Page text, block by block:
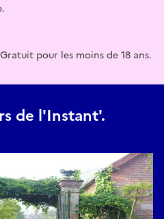
pour les moins de 18 ans.
de l'Instant'.